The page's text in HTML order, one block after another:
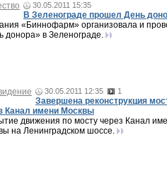
30.05.2011 15:35
В Зеленограде прошел День
«Биннофарм» организовала и
донора» в Зеленограде.
30.05.2011 12:35 1
Завершена реконструкция
Канал имени Москвы
движения по мосту через Канал
на Ленинградском шоссе.